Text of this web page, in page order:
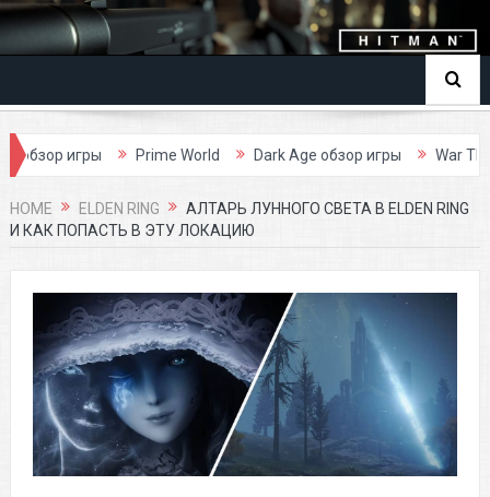
Prime World Dark Age обзор игры War Thunder
HOME ELDEN RING
АЛТАРЬ ЛУННОГО СВЕТА В ELDEN RING
И КАК ПОПАСТЬ В ЭТУ ЛОКАЦИЮ